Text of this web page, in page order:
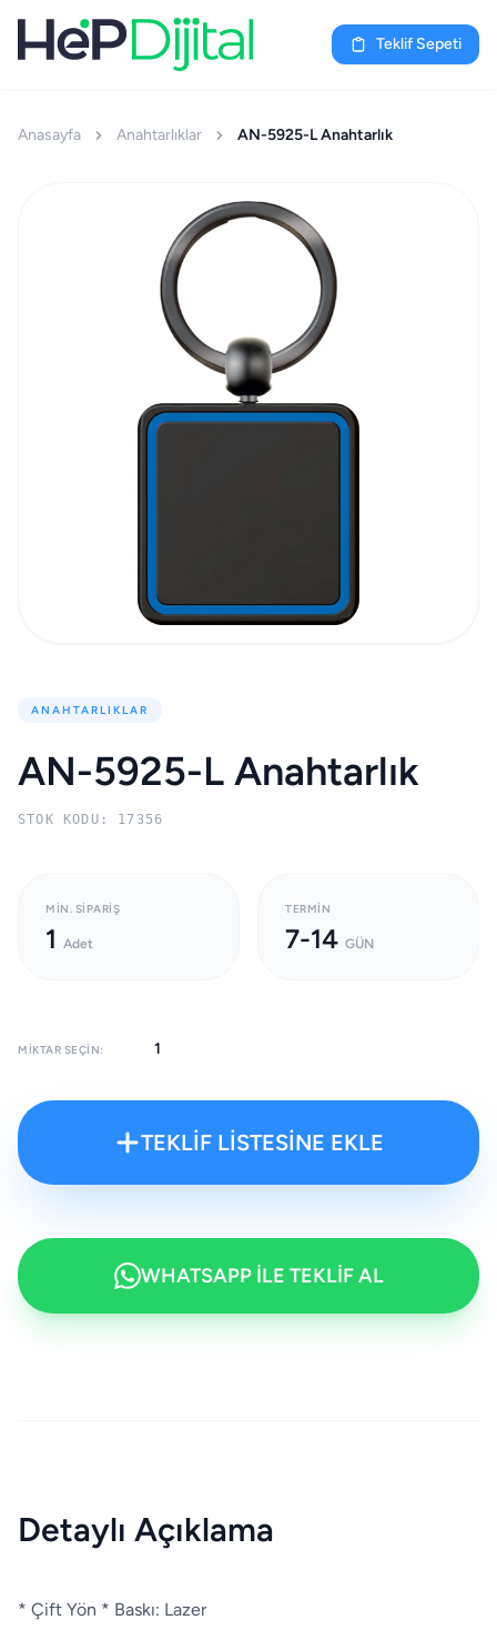
Teklif Sepeti
Anasayfa Anahtarlıklar AN-5925-L Anahtarlık
ANAHTARLIKLAR
AN-5925-L Anahtarlık
STOK KODU: 17356
MIN. SIPARIŞ
1 Adet
TERMIN
7-14 GÜN
MIKTAR SEÇIN:
TEKLİF LİSTESİNE EKLE
WHATSAPP İLE TEKLİF AL
Detaylı Açıklama
* Çift Yön * Baskı: Lazer